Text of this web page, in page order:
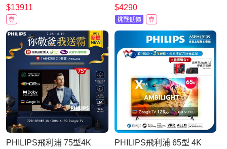
慧聯網顯示器 55PQT8169
$13911
券
晶顯示器-全新僅箱損
$4290
挑戰低價 券
PHILIPS飛利浦 75型4K
PHILIPS飛利浦 65型 4K